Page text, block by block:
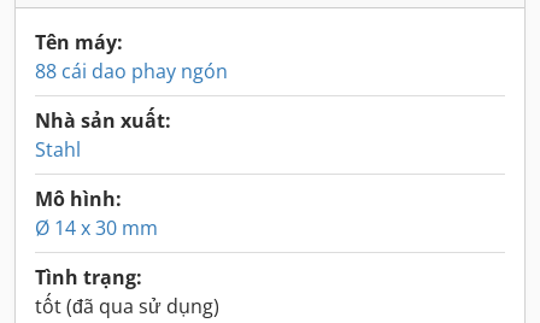
Tên máy:
88 cái dao phay ngón
Nhà sản xuất:
Stahl
Mô hình:
Ø 14 x 30 mm
Tình trạng:
tốt (đã qua sử dụng)